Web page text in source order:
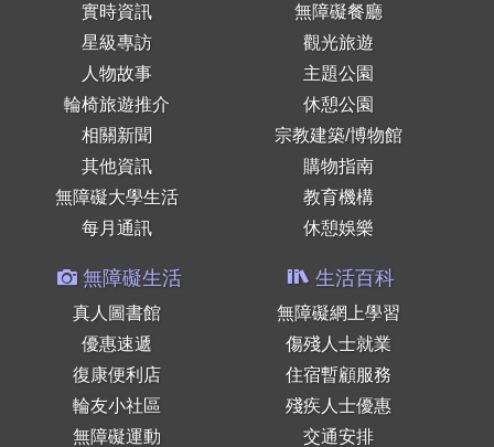
實時資訊
星級專訪
人物故事
輪椅旅遊推介
相關新聞
其他資訊
無障礙大學生活
每月通訊
無障礙餐廳
觀光旅遊
主題公園
休憩公園
宗教建築/博物館
購物指南
教育機構
休憩娛樂
無障礙生活
真人圖書館
優惠速遞
復康便利店
輪友小社區
無障礙運動
生活百科
無障礙網上學習
傷殘人士就業
住宿暫顧服務
殘疾人士優惠
交通安排